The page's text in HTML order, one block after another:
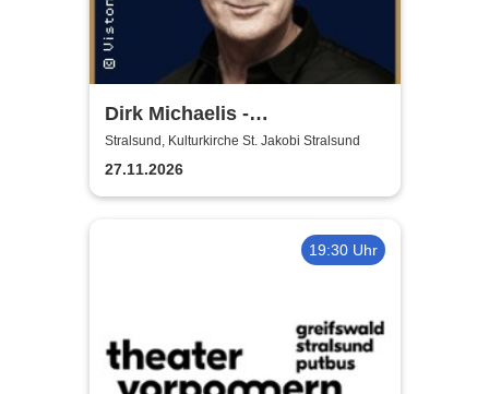
Dirk Michaelis -
Weihnachtstournee 2026
Stralsund, Kulturkirche St. Jakobi Stralsund
27.11.2026
19:30 Uhr